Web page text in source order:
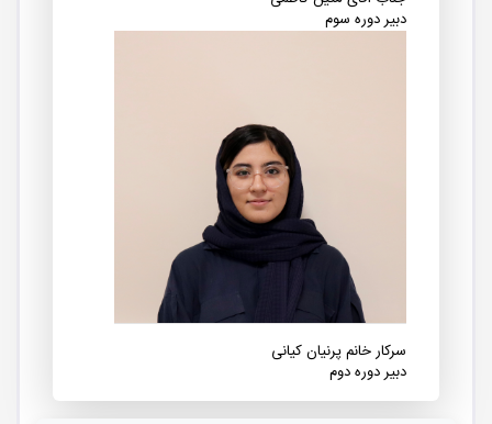
دبیر دوره سوم
سرکار خانم پرنیان کیانی
دبیر دوره دوم